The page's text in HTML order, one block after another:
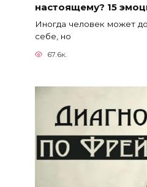
настоящему? 15
Иногда человек может
себе, но
67.6к.